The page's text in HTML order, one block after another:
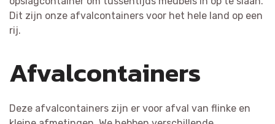
Dit zijn onze afvalcontainers voor het hele land op een
rij.
Afvalcontainers
Deze afvalcontainers zijn er voor afval van flinke en